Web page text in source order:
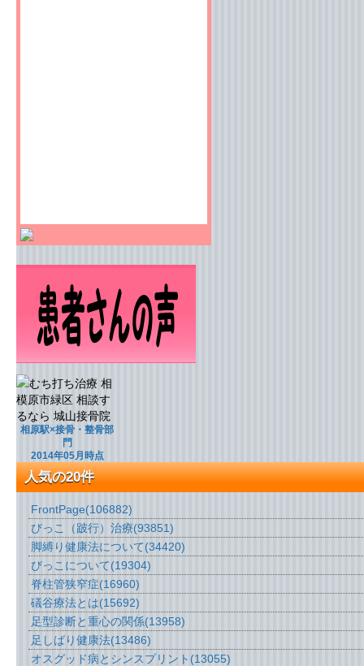
相原駅×接骨・整骨部
門
2014年05月時点
人気の20件
FrontPage(106882)
びっこ（跛行）治療(93851)
脚縛り健康法について(34420)
びっこについて(19304)
脊柱管狭窄症(16960)
礒谷療法とは(15692)
足型診断と重心の関係(13958)
足しばり健康法(13486)
オスグッド病とシンスプリント (13055)